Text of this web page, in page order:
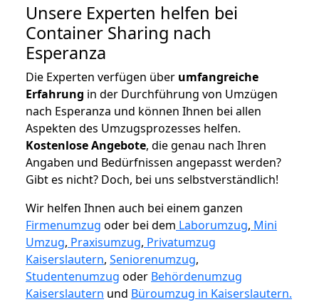
Unsere Experten helfen bei
Container Sharing nach
Esperanza
Die Experten verfügen über umfangreiche
Erfahrung in der Durchführung von Umzügen
nach Esperanza und können Ihnen bei allen
Aspekten des Umzugsprozesses helfen.
Kostenlose Angebote, die genau nach Ihren
Angaben und Bedürfnissen angepasst werden?
Gibt es nicht? Doch, bei uns selbstverständlich!
Wir helfen Ihnen auch bei einem ganzen
Firmenumzug oder bei dem Laborumzug, Mini
Umzug, Praxisumzug, Privatumzug
Kaiserslautern, Seniorenumzug,
Studentenumzug oder Behördenumzug
Kaiserslautern und Büroumzug in Kaiserslautern.